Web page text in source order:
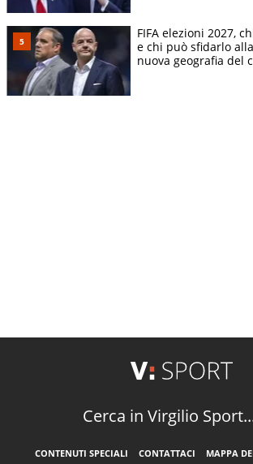
FIFA elezioni 2027,
e chi può sfidarlo
nuova geografia del
Cerca in Virgilio
CONTENUTI SPECIALI CONTATTACI MAPPA